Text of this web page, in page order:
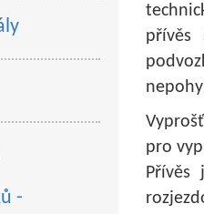
přívěs
pro
Přívěs
-